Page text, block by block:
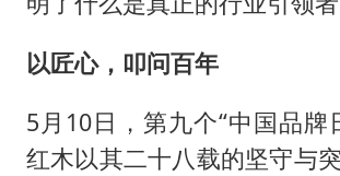
以匠心，叩问百年
5月10日，第九个“中国品牌
红木以其二十八载的坚守与